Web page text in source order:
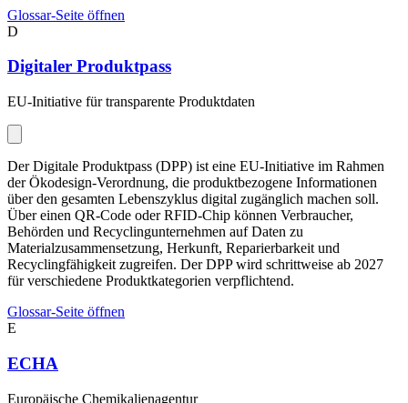
Glossar-Seite öffnen
D
Digitaler Produktpass
EU-Initiative für transparente Produktdaten
Der Digitale Produktpass (DPP) ist eine EU-Initiative im Rahmen
der Ökodesign-Verordnung, die produktbezogene Informationen
über den gesamten Lebenszyklus digital zugänglich machen soll.
Über einen QR-Code oder RFID-Chip können Verbraucher,
Behörden und Recyclingunternehmen auf Daten zu
Materialzusammensetzung, Herkunft, Reparierbarkeit und
Recyclingfähigkeit zugreifen. Der DPP wird schrittweise ab 2027
für verschiedene Produktkategorien verpflichtend.
Glossar-Seite öffnen
E
ECHA
Europäische Chemikalienagentur